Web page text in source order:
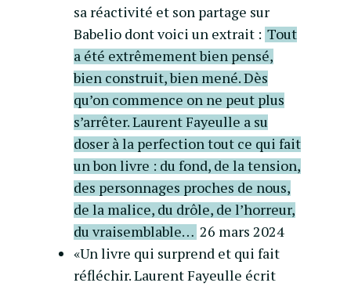
sa réactivité et son partage sur
Babelio dont voici un extrait : Tout
a été extrêmement bien pensé,
bien construit, bien mené. Dès
qu’on commence on ne peut plus
s’arrêter. Laurent Fayeulle a su
doser à la perfection tout ce qui fait
un bon livre : du fond, de la tension,
des personnages proches de nous,
de la malice, du drôle, de l’horreur,
du vraisemblable… 26 mars 2024
«Un livre qui surprend et qui fait
réfléchir. Laurent Fayeulle écrit